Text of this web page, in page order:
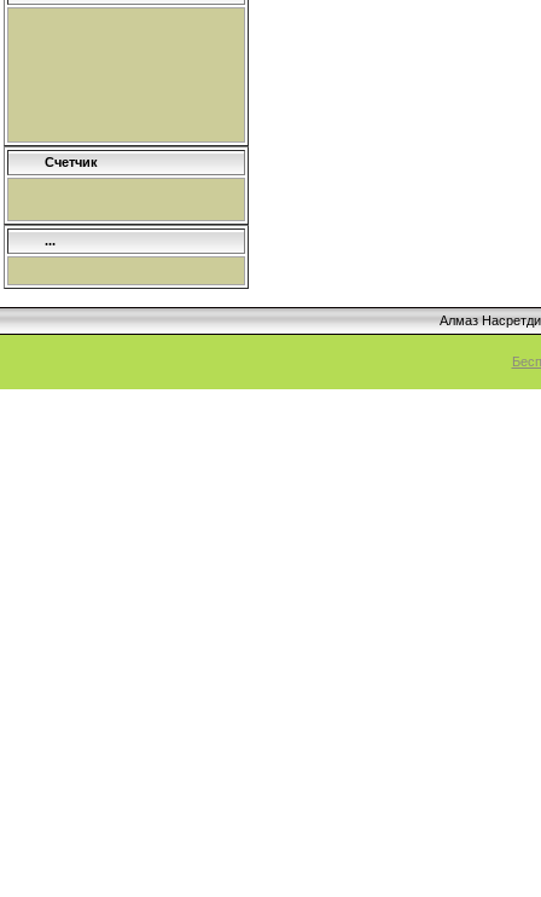
Счетчик
...
Алмаз